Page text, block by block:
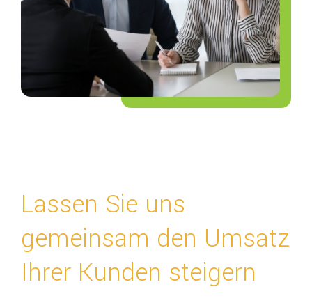
Lassen Sie uns
gemeinsam den Umsatz
Ihrer Kunden steigern